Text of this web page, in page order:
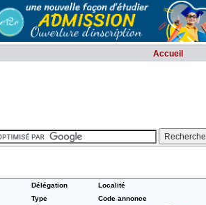
Accueil
Délégation
Localité
Type
Code annonce